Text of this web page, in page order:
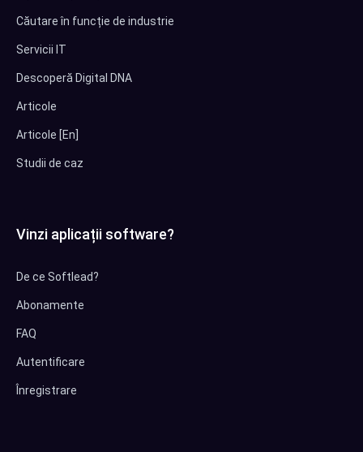
Căutare în funcție de industrie
Servicii IT
Descoperă Digital DNA
Articole
Articole [En]
Studii de caz
Vinzi aplicații software?
De ce Softlead?
Abonamente
FAQ
Autentificare
Înregistrare